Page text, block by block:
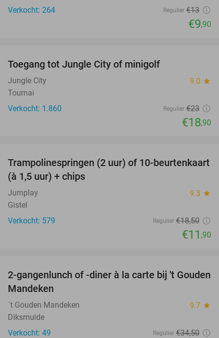
Verkocht: 264
Regulier €13
€9,90
Toegang tot Jungle City of minigolf
Jungle City 9.0 star
Tournai
Verkocht: 1.860
Regulier €23
€18,90
36%
Trampolinespringen (2 uur) of 10-beurtenkaart
(à 1,5 uur) + chips
Jumplay 9.3 star
Gistel
Verkocht: 579
Regulier €18,50
€11 ,90
32%
2-gangenlunch of -diner à la carte bij 't Gouden
Mandeken
´t Gouden Mandeken 9.7 star
Diksmuide
Verkocht: 49
Regulier €34,50